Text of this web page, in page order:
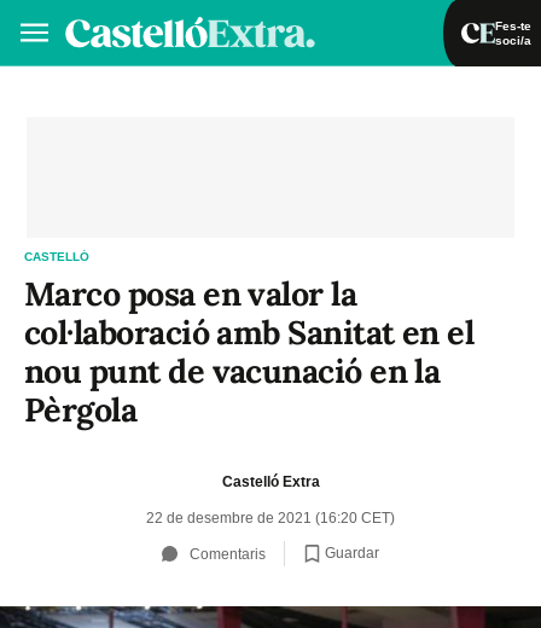
Fes-te
soci/a
CASTELLÓ
Marco posa en valor la
col·laboració amb Sanitat en el
nou punt de vacunació en la
Pèrgola
Castelló Extra
22 de desembre de 2021 (16:20 CET)
Comentaris Guardar